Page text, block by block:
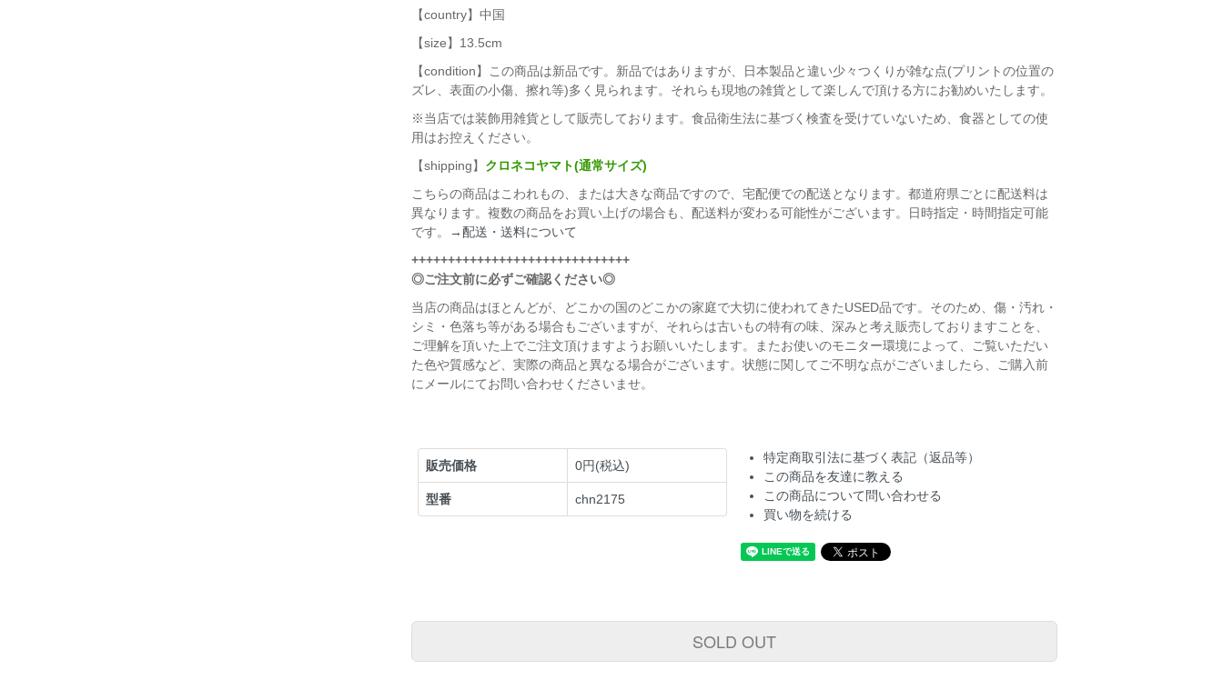
【country】中国
【size】13.5cm
【condition】この商品は新品です。新品ではありますが、日本製品と違い少々つくりが雑な点(プリントの位置の
ズレ、表面の小傷、擦れ等)多く見られます。それらも現地の雑貨として楽しんで頂ける方にお勧めいたします。
※当店では装飾用雑貨として販売しております。食品衛生法に基づく検査を受けていないため、食器としての使
用はお控えください。
【shipping】 クロネコヤマト(通常サイズ)
こちらの商品はこわれもの、または大きな商品ですので、宅配便での配送となります。都道府県ごとに配送料は
異なります。複数の商品をお買い上げの場合も、配送料が変わる可能性がございます。日時指定・時間指定可能
です。
→配送・送料について
++++++++++++++++++++++++++++++
◎ご注文前に必ずご確認ください◎
当店の商品はほとんどが、どこかの国のどこかの家庭で大切に使われてきたUSED品です。そのため、傷・汚れ・
シミ・色落ち等がある場合もございますが、それらは古いもの特有の味、深みと考え販売しておりますことを、
ご理解を頂いた上でご注文頂けますようお願いいたします。またお使いのモニター環境によって、ご覧いただい
た色や質感など、実際の商品と異なる場合がございます。状態に関してご不明な点がございましたら、ご購入前
にメールにてお問い合わせくださいませ。
販売価格 0円(税込)
型番 chn2175
特定商取引法に基づく表記（返品等）
この商品を友達に教える
この商品について問い合わせる
買い物を続ける
SOLD OUT